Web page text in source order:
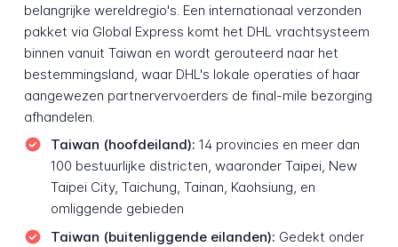
belangrijke wereldregio's. Een internationaal verzonden
pakket via Global Express komt het DHL vrachtsysteem
binnen vanuit Taiwan en wordt gerouteerd naar het
bestemmingsland, waar DHL's lokale operaties of haar
aangewezen partnervervoerders de final-mile bezorging
afhandelen.
Taiwan (hoofdeiland): 14 provincies en meer dan
100 bestuurlijke districten, waaronder Taipei, New
Taipei City, Taichung, Tainan, Kaohsiung, en
omliggende gebieden
Taiwan (buitenliggende eilanden): Gedekt onder